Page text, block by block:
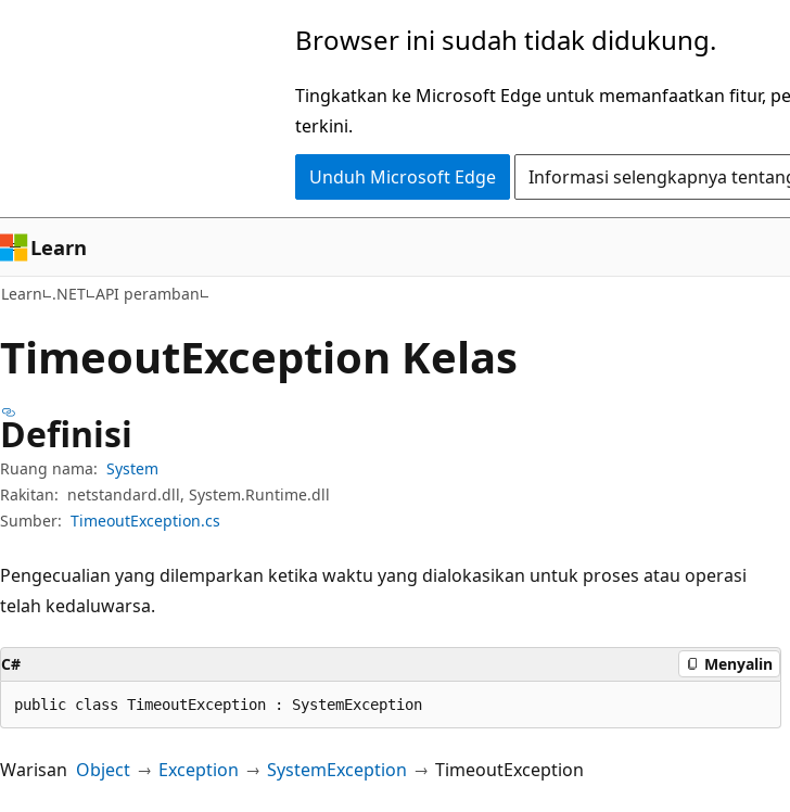
Browser ini sudah tidak didukung.
Tingkatkan ke Microsoft Edge untuk memanfaatkan fitur,
terkini.
Unduh Microsoft Edge Informasi selengkapnya
Learn
Learn .NET API peramban
TimeoutException Kelas
Definisi
Ruang nama: System
Rakitan: netstandard.dll, System.Runtime.dll
Sumber: TimeoutException.cs
Pengecualian yang dilemparkan ketika waktu yang dialokasikan untuk proses atau operasi
telah kedaluwarsa.
C# Menyalin
public class TimeoutException : SystemException
Warisan Object Exception SystemException TimeoutException